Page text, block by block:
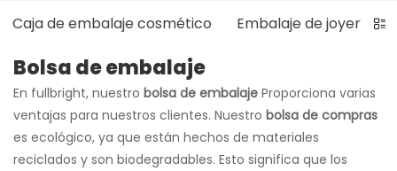
Caja de embalaje cosmético Embalaje de joyería
Bolsa de embalaje
En fullbright, nuestro bolsa de embalaje Proporciona varias
ventajas para nuestros clientes. Nuestro bolsa de compras
es ecológico, ya que están hechos de materiales
reciclados y son biodegradables. Esto significa que los